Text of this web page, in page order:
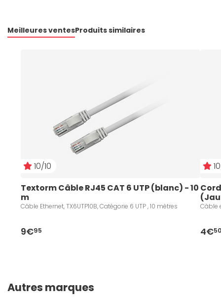
Meilleures ventesProduits similaires
10/10
Textorm Câble RJ45 CAT 6 UTP (blanc) - 10
m
Câble Ethernet, TX6UTP10B, Catégorie 6 UTP , 10 mètres
9€95
Câble
4€
Autres marques